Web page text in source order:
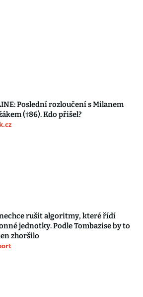
Poslední rozloučení s Milanem
(†86). Kdo přišel?
rušit algoritmy, které řídí
jednotky. Podle Tombazise by to
zhoršilo